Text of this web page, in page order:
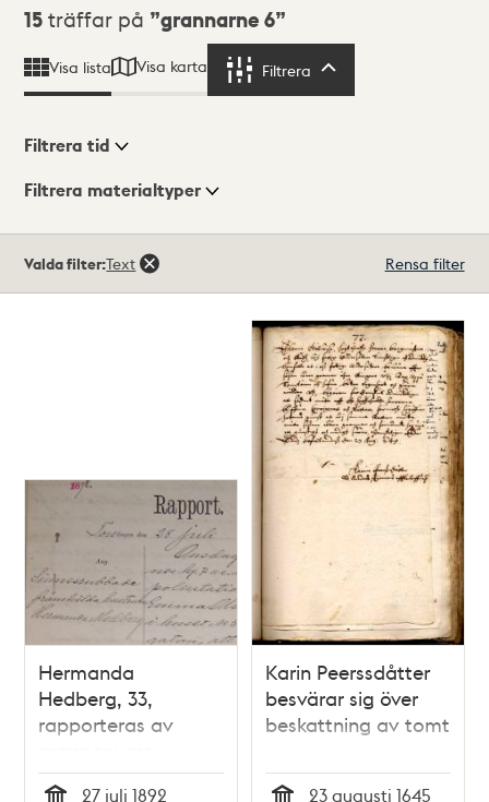
Sökresultat
15 träffar på grannarne 6
Visa lista Visa karta Filtrera
Visningsläge
Filtrera tid
Filtrera materialtyper
träffar
Valda filter:Text Rensa filter
Hermanda
Hedberg, 33,
rapporteras av
oförmögen att ta
27 juli 1892
Karin Peerssdåtter
besvärar sig över
beskattning av tomt
23 augusti 1645